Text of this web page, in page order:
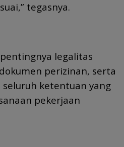
tegasnya.
legalitas
perizinan, serta
ketentuan yang
pekerjaan